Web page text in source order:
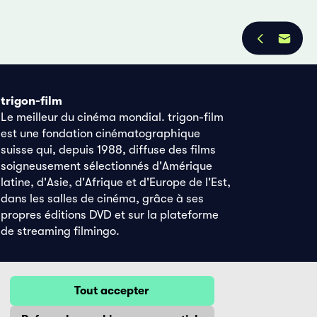
trigon-film
Le meilleur du cinéma mondial. trigon-film
est une fondation cinématographique
suisse qui, depuis 1988, diffuse des films
soigneusement sélectionnés d'Amérique
latine, d'Asie, d'Afrique et d'Europe de l'Est,
dans les salles de cinéma, grâce à ses
propres éditions DVD et sur la plateforme
de streaming filmingo.
Tout accepter